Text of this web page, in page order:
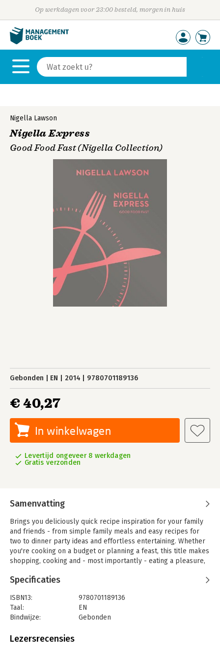
Op werkdagen voor 23:00 besteld, morgen in huis
Nigella Lawson
Nigella Express
Good Food Fast (Nigella Collection)
Gebonden EN 2014 9780701189136
€ 40,27
In winkelwagen
Levertijd ongeveer 8 werkdagen
Gratis verzonden
Samenvatting
Brings you deliciously quick recipe inspiration for your family
and friends - from simple family meals and easy recipes for
two to dinner party ideas and effortless entertaining. Whether
you're cooking on a budget or planning a feast, this title makes
shopping, cooking and - most importantly - eating a pleasure,
Specificaties
ISBN13:
9780701189136
Taal:
EN
Bindwijze:
Gebonden
Uitgever:
Lezersrecensies